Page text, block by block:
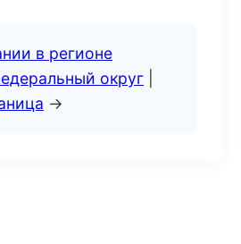
в регионе
округ
→